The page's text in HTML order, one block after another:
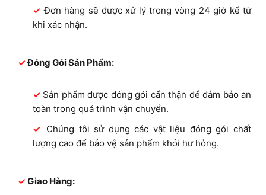
Đơn hàng sẽ được xử lý trong vòng 24 giờ kể từ
khi xác nhận.
Đóng Gói Sản Phẩm:
Sản phẩm được đóng gói cẩn thận để đảm bảo an
toàn trong quá trình vận chuyển.
Chúng tôi sử dụng các vật liệu đóng gói chất
lượng cao để bảo vệ sản phẩm khỏi hư hỏng.
Giao Hàng: